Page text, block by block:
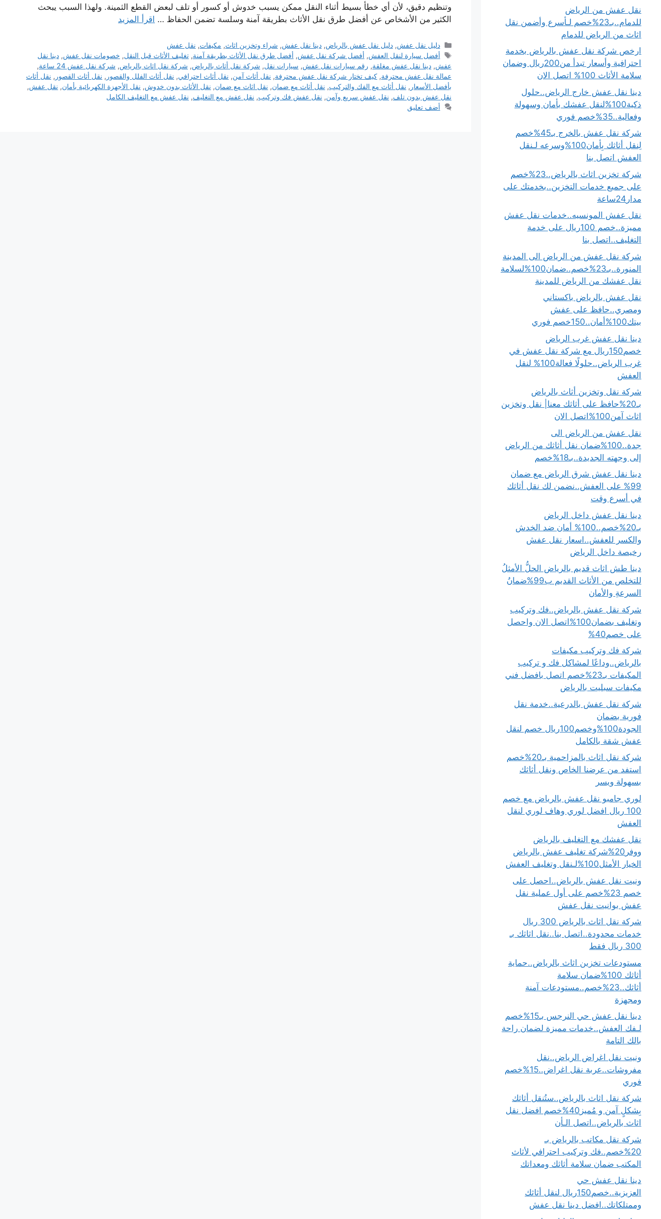
وتنظيم دقيق، لأن أي خطأ بسيط أثناء النقل ممكن يسبب خدوش أو كسور أو تلف لبعض القطع الثمينة. ولهذا السبب يبحث
الكثير من الأشخاص عن أفضل طرق نقل الأثاث بطريقة آمنة وسلسة تضمن الحفاظ … اقرأ المزيد
التصنيفات
دليل نقل عفش,دليل نقل عفش بالرياض,دينا نقل عفش, شراء وتخزين اثاث, مكيفات, نقل عفش
الوسوم
أفضل سيارة لنقل العفش, أفضل شركة نقل عفش, أفضل طرق نقل الأثاث بطريقة آمنة,تغليف الأثاث قبل النقل, خصومات نقل عفش,دينا نقل
عفش, دينا نقل عفش مغلقة, رقم سيارات نقل عفش, سيارات نقل, شركة نقل أثاث بالرياض, شركة نقل اثاث بالرياض, شركة نقل عفش 24 ساعة
,
عمالة نقل عفش محترفة, كيف تختار شركة نقل عفش محترفة, نقل أثاث آمن, نقل أثاث احترافي, نقل أثاث الفلل والقصور , نقل أثاث القصور , نقل أثاث
بأفضل الأسعار , نقل أثاث مع الفك والتركيب, نقل أثاث مع ضمان, نقل اثاث مع ضمان, نقل الأثاث بدون خدوش, نقل الأجهزة الكهربائية بأمان, نقل عفش,
نقل عفش بدون تلف, نقل عفش سريع وآمن, نقل عفش فك وتركيب, نقل عفش مع التغليف, نقل عفش مع التغليف الكامل
أضف تعليق
نقل عفش من الرياض
للدمام..بـ23%خصم لـأسرع وأضمن نقل
اثاث من الرياض للدمام
ارخص شركة نقل عفش بالرياض بخدمة
احترافية وأسعار تبدأ من200ريال وضمان
سلامة الأثاث 100% اتصل الان
دينا نقل عفش خارج الرياض..حلول
ذكية100%لنقل عفشك بأمان وسهولة
وفعالية..35%خصم فوري
شركة نقل عفش بالخرج بـ45%خصم
لِنقل أثاثك بِأمان100%وسرعه لـنقل
العفش اتصل بنا
شركة تخزين اثاث بالرياض..23%خصم
على جميع خدمات التخزين..بخدمتك على
مدار24ساعة
نقل عفش المونسيه..خدمات نقل عفش
مميزة..خصم 100ريال على خدمة
التغليف..اتصل بنا
شركة نقل عفش من الرياض الى المدينة
المنورة..بـ23%خصم..ضمان100%لسلامة
نقل عفشك من الرياض للمدينة
نقل عفش بالرياض باكستاني
ومصري..حافظ على عفش
بيتك100%أمان..150خصم فوري
دينا نقل عفش غرب الرياض
خصم150ريال مع شركة نقل عفش في
غرب الرياض..حلولًا فعالة100% لنقل
العفش
شركة نقل وتخزين أثاث بالرياض
بـ20%حافظ على أثاثك معنا| نقل وتخزين
اثاث آمن100%اتصل الان
نقل عفش من الرياض الى
جدة..100%ضمان نقل أثاثك من الرياض
إلى وجهته الجديدة..بـ18%خصم
دينا نقل عفش شرق الرياض مع ضمان
99% على العفش..نضمن لك نقل أثاثك
في أسرع وقت
دينا نقل عفش داخل الرياض
بـ20%خصم..100% أمان ضد الخدش
والكسر للعفش..اسعار نقل عفش
رخيصة داخل الرياض
دينا طش اثاث قديم بالرياض الحلُّ الأمثلُ
للتخلص من الأثاث القديم ب99%ضمانُ
السرعةِ والأمان
شركة نقل عفش بالرياض..فك وتركيب
وتغليف بضمان100%اتصل الان واحصل
على خصم40%
شركة فك وتركيب مكيفات
بالرياض..وداعًا لمشاكل فك و تركيب
المكيفات بـ23%خصم اتصل بافضل فني
مكيفات سبليت بالرياض
شركة نقل عفش بالدرعية..خدمة نقل
فورية بضمان
الجودة100%وخصم100ريال خصم لنقل
عفش شقة بالكامل
شركة نقل اثاث بالمزاحمية بـ20%خصم
استفد من عرضنا الخاص ونقل أثاثك
بسهولة ويسر
لوري جامبو نقل عفش بالرياض مع خصم
100 ريال افضل لوري وهاف لوري لنقل
العفش
نقل عفشك مع التغليف بالرياض
ووفر20%شركة تغليف عفش بالرياض
الخيار الأمثل100%لـنقل وتغليف العفش
ونيت نقل عفش بالرياض..احصل على
خصم 23%خصم على أول عملية نقل
عفش بوانيت نقل عفش
شركة نقل اثاث بالرياض 300 ريال
خدمات محدودة..اتصل بنا..نقل اثاثك بـ
300 ريال فقط
مستودعات تخزين اثاث بالرياض..حماية
أثاثك 100%ضمان سلامة
أثاثك..23%خصم..مستودعات آمنة
ومجهزة
دينا نقل عفش حي النرجس بـ15%خصم
لـفك العفش..خدمات مميزة لضمان راحة
بالك التامة
ونيت نقل اغراض الرياض..نقل
مفروشات..عربة نقل اغراض..15%خصم
فوري
شركة نقل اثاث بالرياض..ستُنقل أثاثك
بِشكلٍ آمن و مُميز40%خصم افضل نقل
اثاث بالرياض..اتصل الـأن
شركة نقل مكاتب بالرياض بـ
20%خصم..فك وتركيب احترافي لأثاث
المكتب ضمان سلامة أثاثك ومعداتك
دينا نقل عفش حي
العزيزية..خصم150ريال لنقل أثاثك
وممتلكاتك..افضل دينا نقل عفش